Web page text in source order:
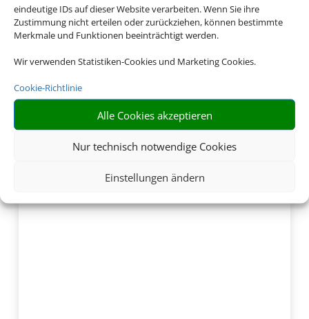
eindeutige IDs auf dieser Website verarbeiten. Wenn Sie ihre
Zustimmung nicht erteilen oder zurückziehen, können bestimmte
Merkmale und Funktionen beeinträchtigt werden.
Wir verwenden Statistiken-Cookies und Marketing Cookies.
Cookie-Richtlinie
Alle Cookies akzeptieren
Nur technisch notwendige Cookies
Einstellungen ändern